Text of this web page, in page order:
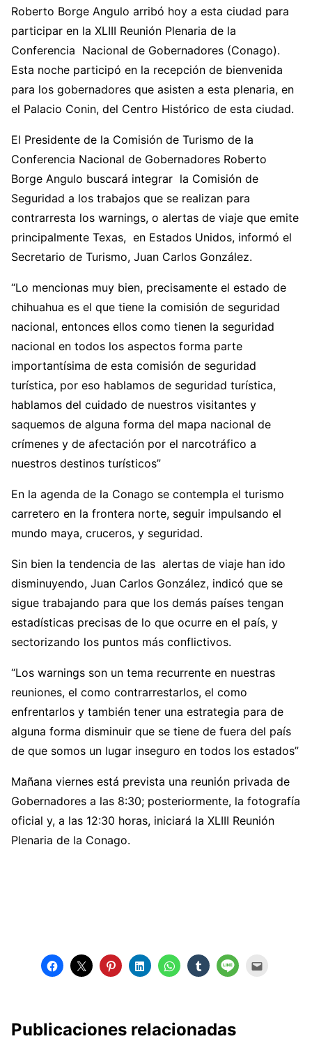
Roberto Borge Angulo arribó hoy a esta ciudad para
participar en la XLIII Reunión Plenaria de la
Conferencia Nacional de Gobernadores (Conago).
Esta noche participó en la recepción de bienvenida
para los gobernadores que asisten a esta plenaria, en
el Palacio Conin, del Centro Histórico de esta ciudad.
El Presidente de la Comisión de Turismo de la
Conferencia Nacional de Gobernadores Roberto
Borge Angulo buscará integrar la Comisión de
Seguridad a los trabajos que se realizan para
contrarresta los warnings, o alertas de viaje que emite
principalmente Texas, en Estados Unidos, informó el
Secretario de Turismo, Juan Carlos González.
“Lo mencionas muy bien, precisamente el estado de
chihuahua es el que tiene la comisión de seguridad
nacional, entonces ellos como tienen la seguridad
nacional en todos los aspectos forma parte
importantísima de esta comisión de seguridad
turística, por eso hablamos de seguridad turística,
hablamos del cuidado de nuestros visitantes y
saquemos de alguna forma del mapa nacional de
crímenes y de afectación por el narcotráfico a
nuestros destinos turísticos”
En la agenda de la Conago se contempla el turismo
carretero en la frontera norte, seguir impulsando el
mundo maya, cruceros, y seguridad.
Sin bien la tendencia de las alertas de viaje han ido
disminuyendo, Juan Carlos González, indicó que se
sigue trabajando para que los demás países tengan
estadísticas precisas de lo que ocurre en el país, y
sectorizando los puntos más conflictivos.
“Los warnings son un tema recurrente en nuestras
reuniones, el como contrarrestarlos, el como
enfrentarlos y también tener una estrategia para de
alguna forma disminuir que se tiene de fuera del país
de que somos un lugar inseguro en todos los estados”
Mañana viernes está prevista una reunión privada de
Gobernadores a las 8:30; posteriormente, la fotografía
oficial y, a las 12:30 horas, iniciará la XLIII Reunión
Plenaria de la Conago.
Publicaciones relacionadas